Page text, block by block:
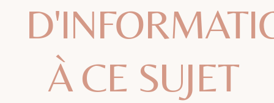
À CE SUJET